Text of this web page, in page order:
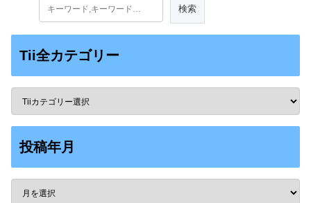
Tii全カテゴリー
投稿年月